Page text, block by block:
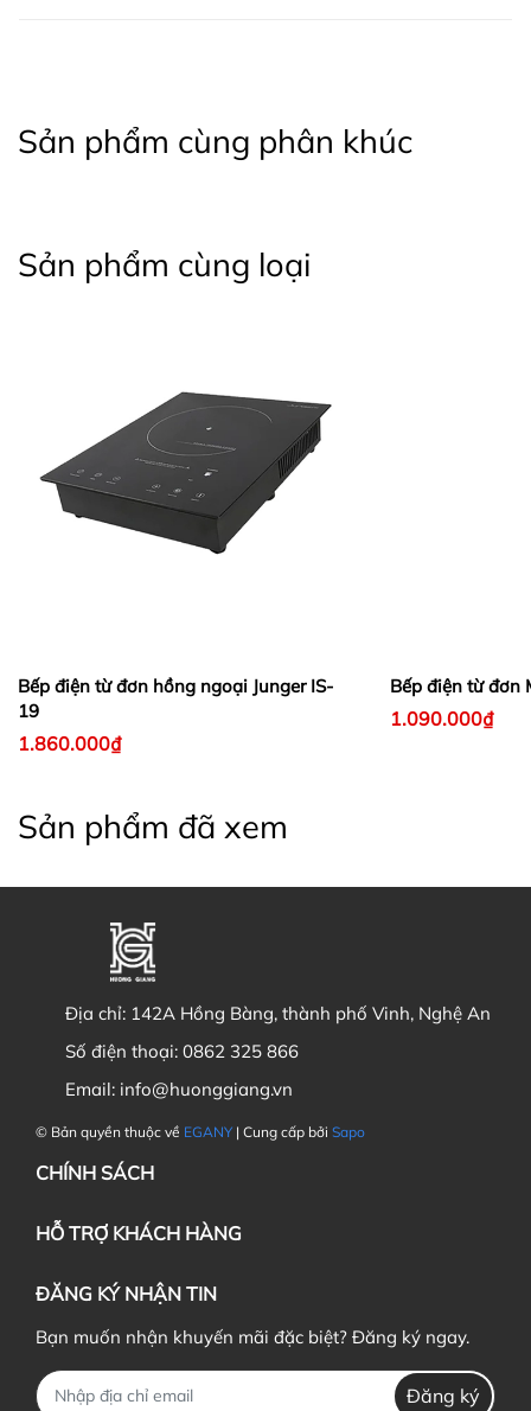
Sản phẩm cùng phân khúc
Sản phẩm cùng loại
Bếp điện từ đơn hồng ngoại Junger IS-
19
1.860.000₫
Bếp điện từ đơn
1.090.000₫
Sản phẩm đã xem
Địa chỉ: 142A Hồng Bàng, thành phố Vinh, Nghệ An
Số điện thoại: 0862 325 866
Email: info@huonggiang.vn
© Bản quyền thuộc về EGANY | Cung cấp bởi Sapo
CHÍNH SÁCH
HỖ TRỢ KHÁCH HÀNG
ĐĂNG KÝ NHẬN TIN
Bạn muốn nhận khuyến mãi đặc biệt? Đăng ký ngay.
Đăng ký